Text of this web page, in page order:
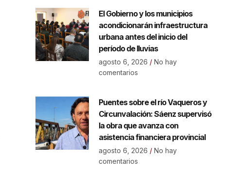
El Gobierno y los municipios
acondicionarán infraestructura
urbana antes del inicio del
período de lluvias
agosto 6, 2026 No hay
comentarios
Puentes sobre el río Vaqueros y
Circunvalación: Sáenz supervisó
la obra que avanza con
asistencia financiera provincial
agosto 6, 2026 No hay
comentarios